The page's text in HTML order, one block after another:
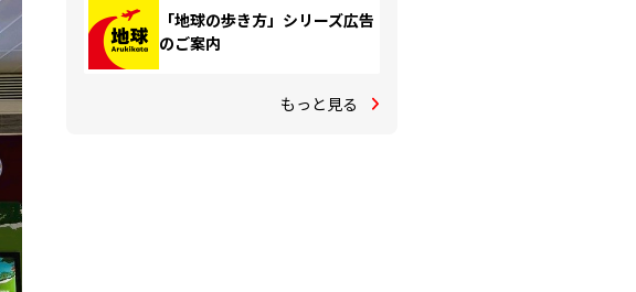
「地球の歩き方」シリーズ広告
のご案内
もっと見る